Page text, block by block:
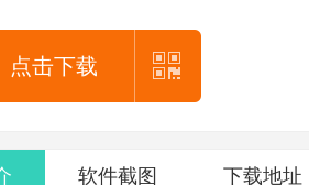
点击下载
软件截图 下载地址